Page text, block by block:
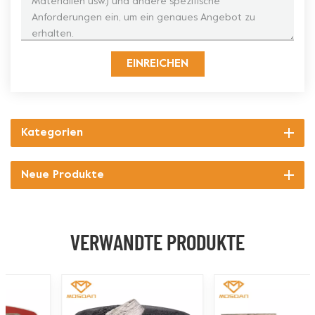
EINREICHEN
Kategorien
Neue Produkte
VERWANDTE PRODUKTE